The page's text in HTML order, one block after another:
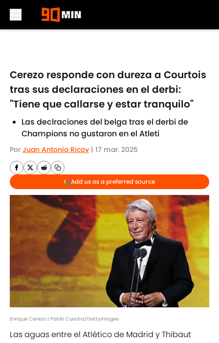
Cerezo responde con dureza a Courtois
tras sus declaraciones en el derbi:
"Tiene que callarse y estar tranquilo"
Las declraciones del belga tras el derbi de
Champions no gustaron en el Atleti
Por Juan Antonio Ricoy | 17 mar. 2025
Add us as a preferred source
Enrique Cerezo | Pablo Cuadra/GettyImages
Las aguas entre el Atlético de Madrid y Thibaut